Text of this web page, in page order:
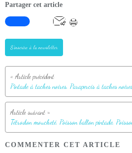
Partager cet article
S'inscrire à la newsletter
COMMENTER CET ARTICLE